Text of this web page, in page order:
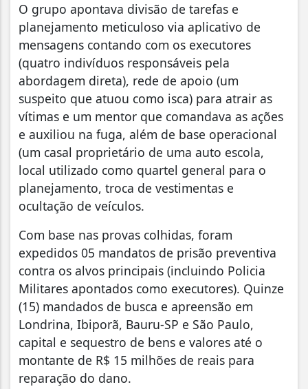
O grupo apontava divisão de tarefas e
planejamento meticuloso via aplicativo de
mensagens contando com os executores
(quatro indivíduos responsáveis pela
abordagem direta), rede de apoio (um
suspeito que atuou como isca) para atrair as
vítimas e um mentor que comandava as ações
e auxiliou na fuga, além de base operacional
(um casal proprietário de uma auto escola,
local utilizado como quartel general para o
planejamento, troca de vestimentas e
ocultação de veículos.
Com base nas provas colhidas, foram
expedidos 05 mandatos de prisão preventiva
contra os alvos principais (incluindo Policia
Militares apontados como executores). Quinze
(15) mandados de busca e apreensão em
Londrina, Ibiporã, Bauru-SP e São Paulo,
capital e sequestro de bens e valores até o
montante de R$ 15 milhões de reais para
reparação do dano.